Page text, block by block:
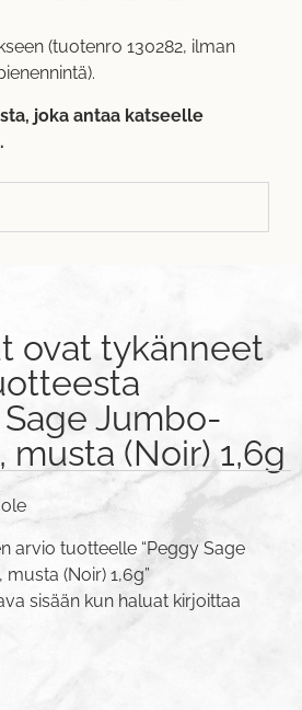
(tuotenro 130282, ilman
joka antaa katseelle
ovat tykänneet
Jumbo-
musta (Noir) 1,6g
arvio tuotteelle “Peggy Sage
(Noir) 1,6g”
sisään kun haluat kirjoittaa